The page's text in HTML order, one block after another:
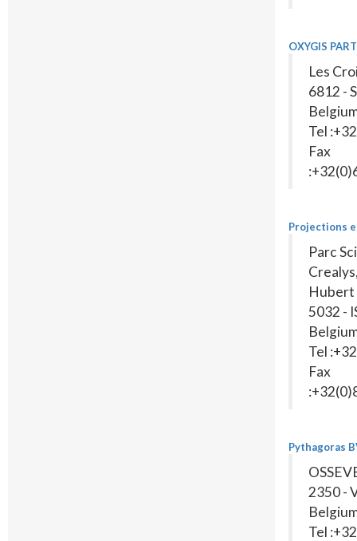
OXYGIS
Les
6812 -
Tel
Fax
Projections
Parc
Hubert
5032 -
Tel
Fax
Pythagoras
2350 -
Tel